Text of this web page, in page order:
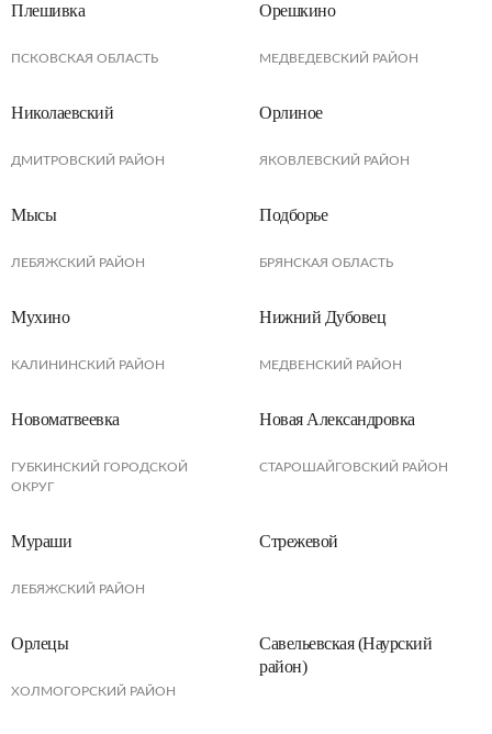
Плешивка
ПСКОВСКАЯ ОБЛАСТЬ
Орешкино
МЕДВЕДЕВСКИЙ РАЙОН
Николаевский
ДМИТРОВСКИЙ РАЙОН
Орлиное
ЯКОВЛЕВСКИЙ РАЙОН
Мысы
ЛЕБЯЖСКИЙ РАЙОН
Подборье
БРЯНСКАЯ ОБЛАСТЬ
Мухино
КАЛИНИНСКИЙ РАЙОН
Нижний Дубовец
МЕДВЕНСКИЙ РАЙОН
Новоматвеевка
ГУБКИНСКИЙ ГОРОДСКОЙ
ОКРУГ
Новая Александровка
СТАРОШАЙГОВСКИЙ РАЙОН
Мураши
ЛЕБЯЖСКИЙ РАЙОН
Стрежевой
Орлецы
ХОЛМОГОРСКИЙ РАЙОН
Савельевская (Наурский
район)